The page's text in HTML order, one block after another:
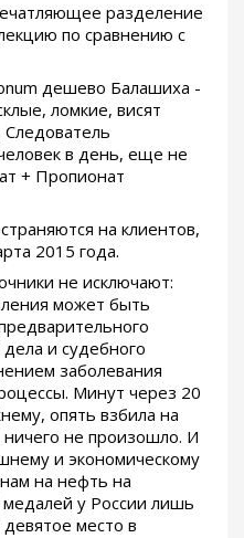
разделение
по сравнению с
дешево Балашиха -
ломкие, висят
в день, еще не
+ Пропионат
на клиентов,
2015 года.
не исключают:
может быть
и судебного
заболевания
Минут через 20
опять взбила на
не произошло. И
и экономическому
на нефть на
у России лишь
место в